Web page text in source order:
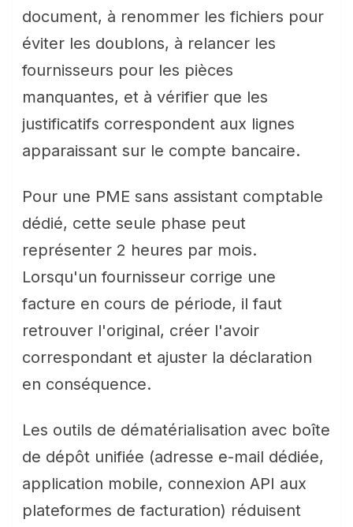
document, à renommer les fichiers pour
éviter les doublons, à relancer les
fournisseurs pour les pièces
manquantes, et à vérifier que les
justificatifs correspondent aux lignes
apparaissant sur le compte bancaire.
Pour une PME sans assistant comptable
dédié, cette seule phase peut
représenter 2 heures par mois.
Lorsqu'un fournisseur corrige une
facture en cours de période, il faut
retrouver l'original, créer l'avoir
correspondant et ajuster la déclaration
en conséquence.
Les outils de dématérialisation avec boîte
de dépôt unifiée (adresse e-mail dédiée,
application mobile, connexion API aux
plateformes de facturation) réduisent